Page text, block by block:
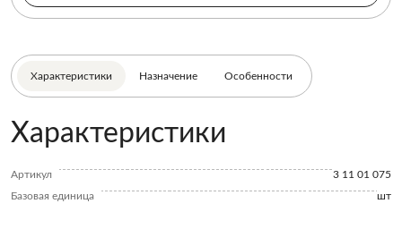
Характеристики Назначение Особенности
Характеристики
Артикул
3 11 01 075
Базовая единица
шт